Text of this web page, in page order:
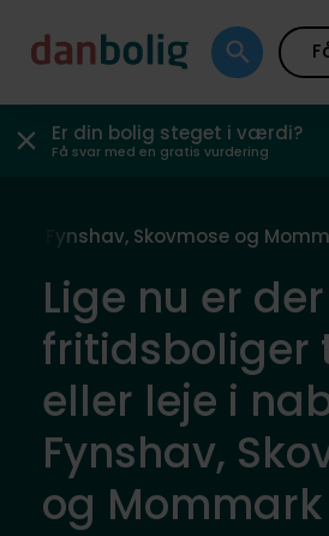
Er din bolig steget i værdi?
Få svar med en gratis vurdering
Fynshav, Skovmose og
Lige nu er der
fritidsboliger
eller leje i
Fynshav,
og Mommark